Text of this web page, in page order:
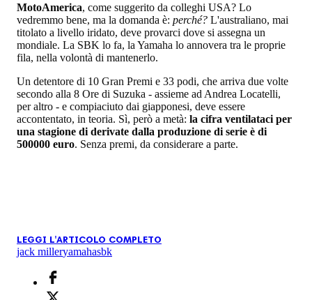
MotoAmerica, come suggerito da colleghi USA? Lo
vedremmo bene, ma la domanda è: perché? L'australiano, mai
titolato a livello iridato, deve provarci dove si assegna un
mondiale. La SBK lo fa, la Yamaha lo annovera tra le proprie
fila, nella volontà di mantenerlo.
Un detentore di 10 Gran Premi e 33 podi, che arriva due volte
secondo alla 8 Ore di Suzuka - assieme ad Andrea Locatelli,
per altro - e compiaciuto dai giapponesi, deve essere
accontentato, in teoria. Sì, però a metà: la cifra ventilataci per
una stagione di derivate dalla produzione di serie è di
500000 euro. Senza premi, da considerare a parte.
LEGGI L'ARTICOLO COMPLETO
jack milleryamahasbk